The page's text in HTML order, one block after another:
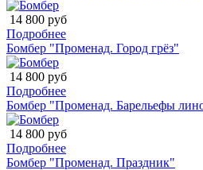
14 800 руб
Подробнее
Бомбер "Променад. Город грёз"
14 800 руб
Подробнее
Бомбер "Променад. Барельефы
14 800 руб
Подробнее
Бомбер "Променад. Праздник"